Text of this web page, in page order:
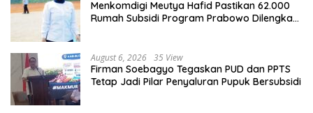
Menkomdigi Meutya Hafid Pastikan 62.000
Rumah Subsidi Program Prabowo Dilengkapi
August 6, 2026 35 View
Firman Soebagyo Tegaskan PUD dan PPTS
Tetap Jadi Pilar Penyaluran Pupuk Bersubsidi